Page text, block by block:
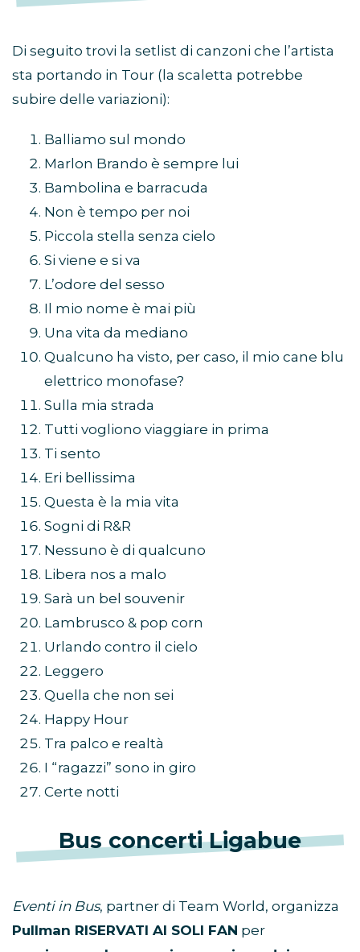
Di seguito trovi la setlist di canzoni che l’artista
sta portando in Tour (la scaletta potrebbe
subire delle variazioni):
Balliamo sul mondo
Marlon Brando è sempre lui
Bambolina e barracuda
Non è tempo per noi
Piccola stella senza cielo
Si viene e si va
L’odore del sesso
Il mio nome è mai più
Una vita da mediano
Qualcuno ha visto, per caso, il mio cane blu
elettrico monofase?
Sulla mia strada
Tutti vogliono viaggiare in prima
Ti sento
Eri bellissima
Questa è la mia vita
Sogni di R&R
Nessuno è di qualcuno
Libera nos a malo
Sarà un bel souvenir
Lambrusco & pop corn
Urlando contro il cielo
Leggero
Quella che non sei
Happy Hour
Tra palco e realtà
I “ragazzi” sono in giro
Certe notti
Bus concerti Ligabue
Eventi in Bus, partner di Team World, organizza
Pullman RISERVATI AI SOLI FAN per